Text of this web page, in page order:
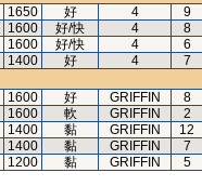
1650 好 4
9
1600 好/快 4
8
1600 好/快 4
6
1400 好 4
7
1600 好 GRIFFIN
8
1600 軟 GRIFFIN
2
1400 黏 GRIFFIN
12
1400 黏 GRIFFIN
7
1200 黏 GRIFFIN 5